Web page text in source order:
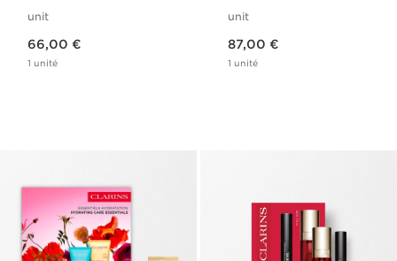
unit
66,00 €
1 unité
unit
87,00 €
1 unité